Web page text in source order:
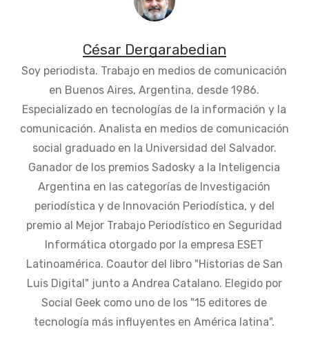
César Dergarabedian
Soy periodista. Trabajo en medios de comunicación
en Buenos Aires, Argentina, desde 1986.
Especializado en tecnologías de la información y la
comunicación. Analista en medios de comunicación
social graduado en la Universidad del Salvador.
Ganador de los premios Sadosky a la Inteligencia
Argentina en las categorías de Investigación
periodística y de Innovación Periodística, y del
premio al Mejor Trabajo Periodístico en Seguridad
Informática otorgado por la empresa ESET
Latinoamérica. Coautor del libro "Historias de San
Luis Digital" junto a Andrea Catalano. Elegido por
Social Geek como uno de los "15 editores de
tecnología más influyentes en América latina".